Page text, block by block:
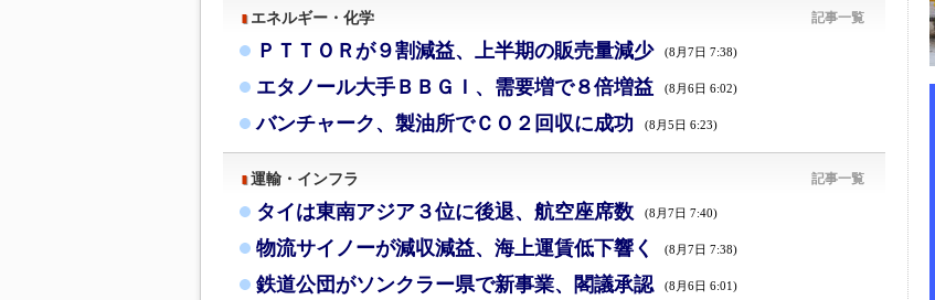
エネルギー・化学 記事一覧
ＰＴＴＯＲが９割減益、上半期の販売量減少 (8月7日 7:38)
エタノール大手ＢＢＧＩ、需要増で８倍増益 (8月6日 6:02)
バンチャーク、製油所でＣＯ２回収に成功 (8月5日 6:23)
運輸・インフラ 記事一覧
タイは東南アジア３位に後退、航空座席数 (8月7日 7:40)
物流サイノーが減収減益、海上運賃低下響く (8月7日 7:38)
鉄道公団がソンクラー県で新事業、閣議承認 (8月6日 6:01)